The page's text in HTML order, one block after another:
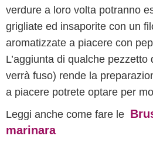
verdure a loro volta potranno
grigliate ed insaporite con un
aromatizzate a piacere con
L’aggiunta di qualche
verrà fuso) rende la
a piacere potrete optare per
Leggi anche come fare le
marinara